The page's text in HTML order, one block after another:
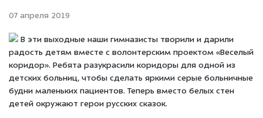
07 апреля 2019
В эти выходные наши гимназисты творили и дарили
радость детям вместе с волонтерским проектом «Веселый
коридор». Ребята разукрасили коридоры для одной из
детских больниц, чтобы сделать яркими серые больничные
будни маленьких пациентов. Теперь вместо белых стен
детей окружают герои русских сказок.